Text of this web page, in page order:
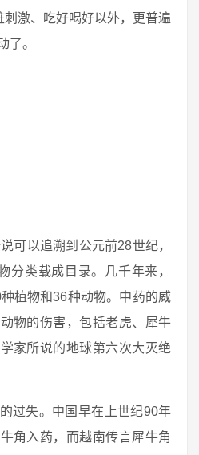
刺激、吃好喝好以外，更普遍
了。
可以追溯到公元前28世纪，
分类载成目录。几千年来，
植物和36种动物。中药的威
物的伤害，包括老虎、犀牛
家所说的地球第六次大灭绝
过失。中国早在上世纪90年
角入药，而越南传言犀牛角